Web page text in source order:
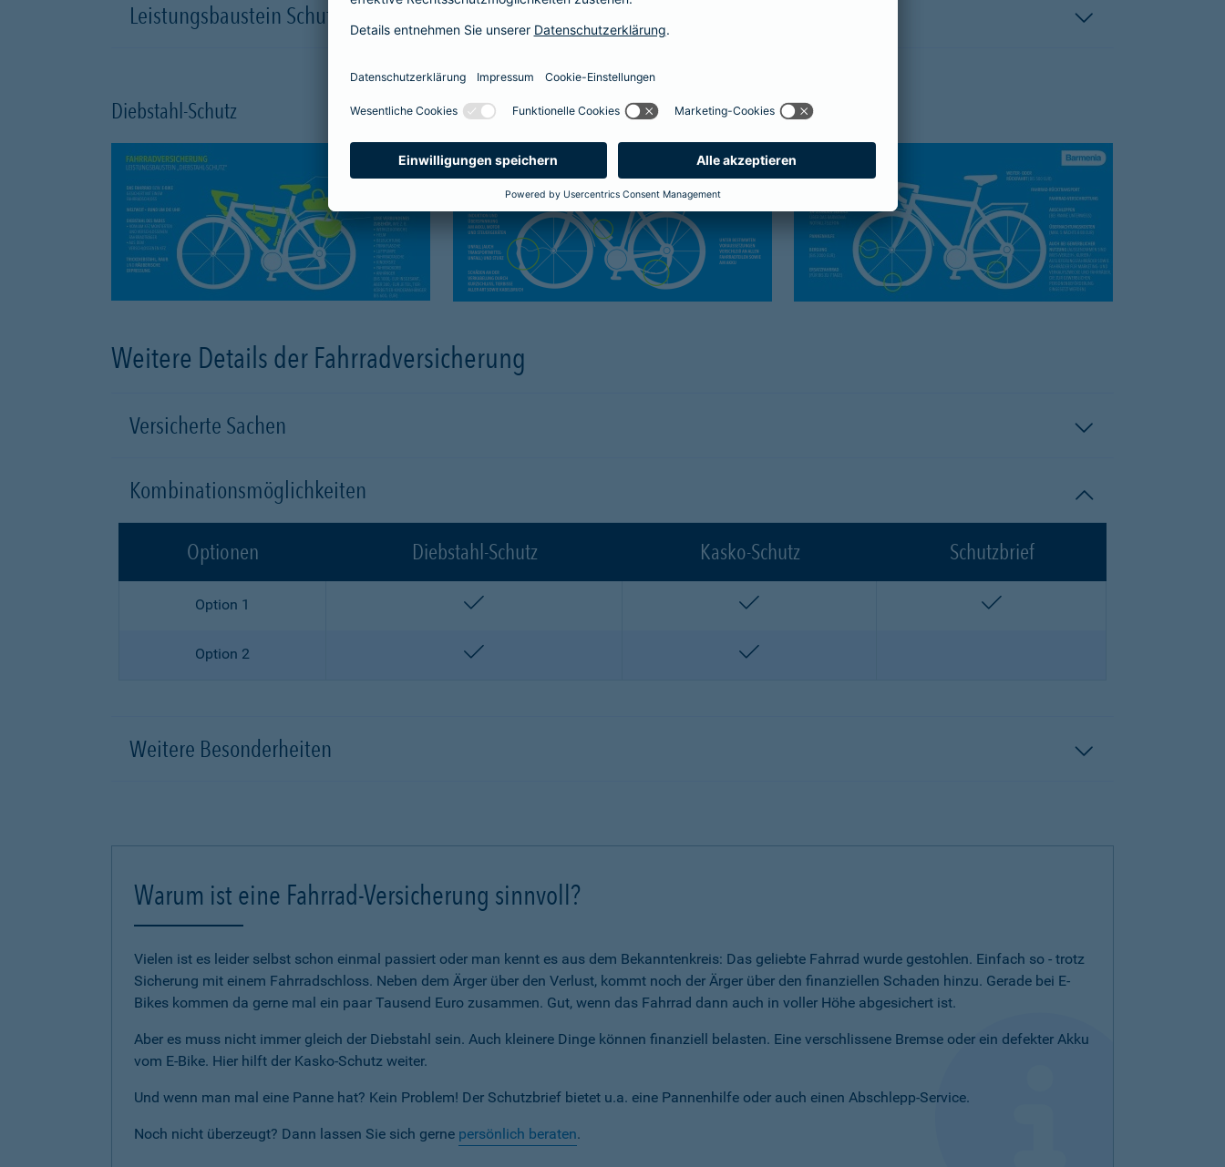
Leistungsbaustein Schutzbrief
Diebstahl-Schutz Kasko-Schutz Schutzbrief
Weitere Details der Fahrradversicherung
Versicherte Sachen
Kombinationsmöglichkeiten
Optionen Diebstahl-Schutz Kasko-Schutz Schutzbrief
Option 1 enthalten
Option 2
Weitere Besonderheiten
Warum ist eine Fahrrad-Versicherung sinnvoll?
Vielen ist es leider selbst schon einmal passiert oder man kennt es aus dem Bekanntenkreis: Das geliebte Fahrrad wurde gestohlen. Einfach so - trotz
Sicherung mit einem Fahrradschloss. Neben dem Ärger über den Verlust, kommt noch der Ärger über den finanziellen Schaden hinzu. Gerade bei E-
Bikes kommen da gerne mal ein paar Tausend Euro zusammen. Gut, wenn das Fahrrad dann auch in voller Höhe abgesichert ist.
Aber es muss nicht immer gleich der Diebstahl sein. Auch kleinere Dinge können finanziell belasten. Eine verschlissene Bremse oder ein defekter Akku
vom E-Bike. Hier hilft der Kasko-Schutz weiter.
Und wenn man mal eine Panne hat? Kein Problem! Der Schutzbrief bietet u.a. eine Pannenhilfe oder auch einen Abschlepp-Service.
Noch nicht überzeugt? Dann lassen Sie sich gerne persönlich beraten.